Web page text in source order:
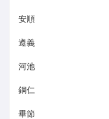
安順
遵義
河池
銅仁
畢節